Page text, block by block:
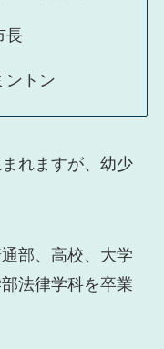
長
ントン
れますが、幼少
部、高校、大学
法律学科を卒業